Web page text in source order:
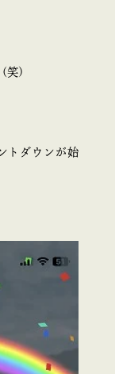
(笑)
トダウンが始